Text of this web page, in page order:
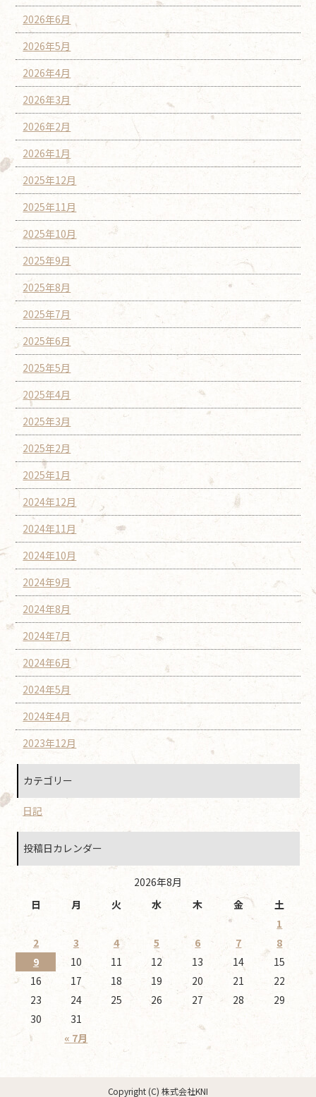
2026年6月
2026年5月
2026年4月
2026年3月
2026年2月
2026年1月
2025年12月
2025年11月
2025年10月
2025年9月
2025年8月
2025年7月
2025年6月
2025年5月
2025年4月
2025年3月
2025年2月
2025年1月
2024年12月
2024年11月
2024年10月
2024年9月
2024年8月
2024年7月
2024年6月
2024年5月
2024年4月
2023年12月
カテゴリー
日記
投稿日カレンダー
2026年8月
日
月 火 水 木 金 土
« 7月
1
2
3 4 5 6 7
8
9
10 11 12 13 14
15
16
17 18 19 20 21
22
23
24 25 26 27 28
29
30
31
Copyright (C) 株式会社KNI